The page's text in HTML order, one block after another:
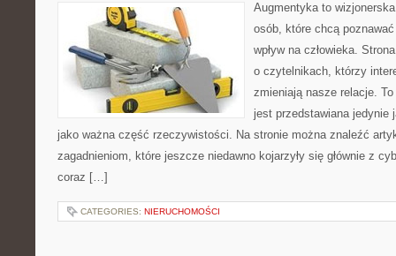
Augmentyka to
osób, które chcą
wpływ na człowieka.
o czytelnikach, którzy
zmieniają nasze relacje.
jest przedstawiana jedynie
jako ważna część rzeczywistości. Na stronie można znaleźć
zagadnieniom, które jeszcze niedawno kojarzyły się głównie z
coraz […]
CATEGORIES: NIERUCHOMOŚCI